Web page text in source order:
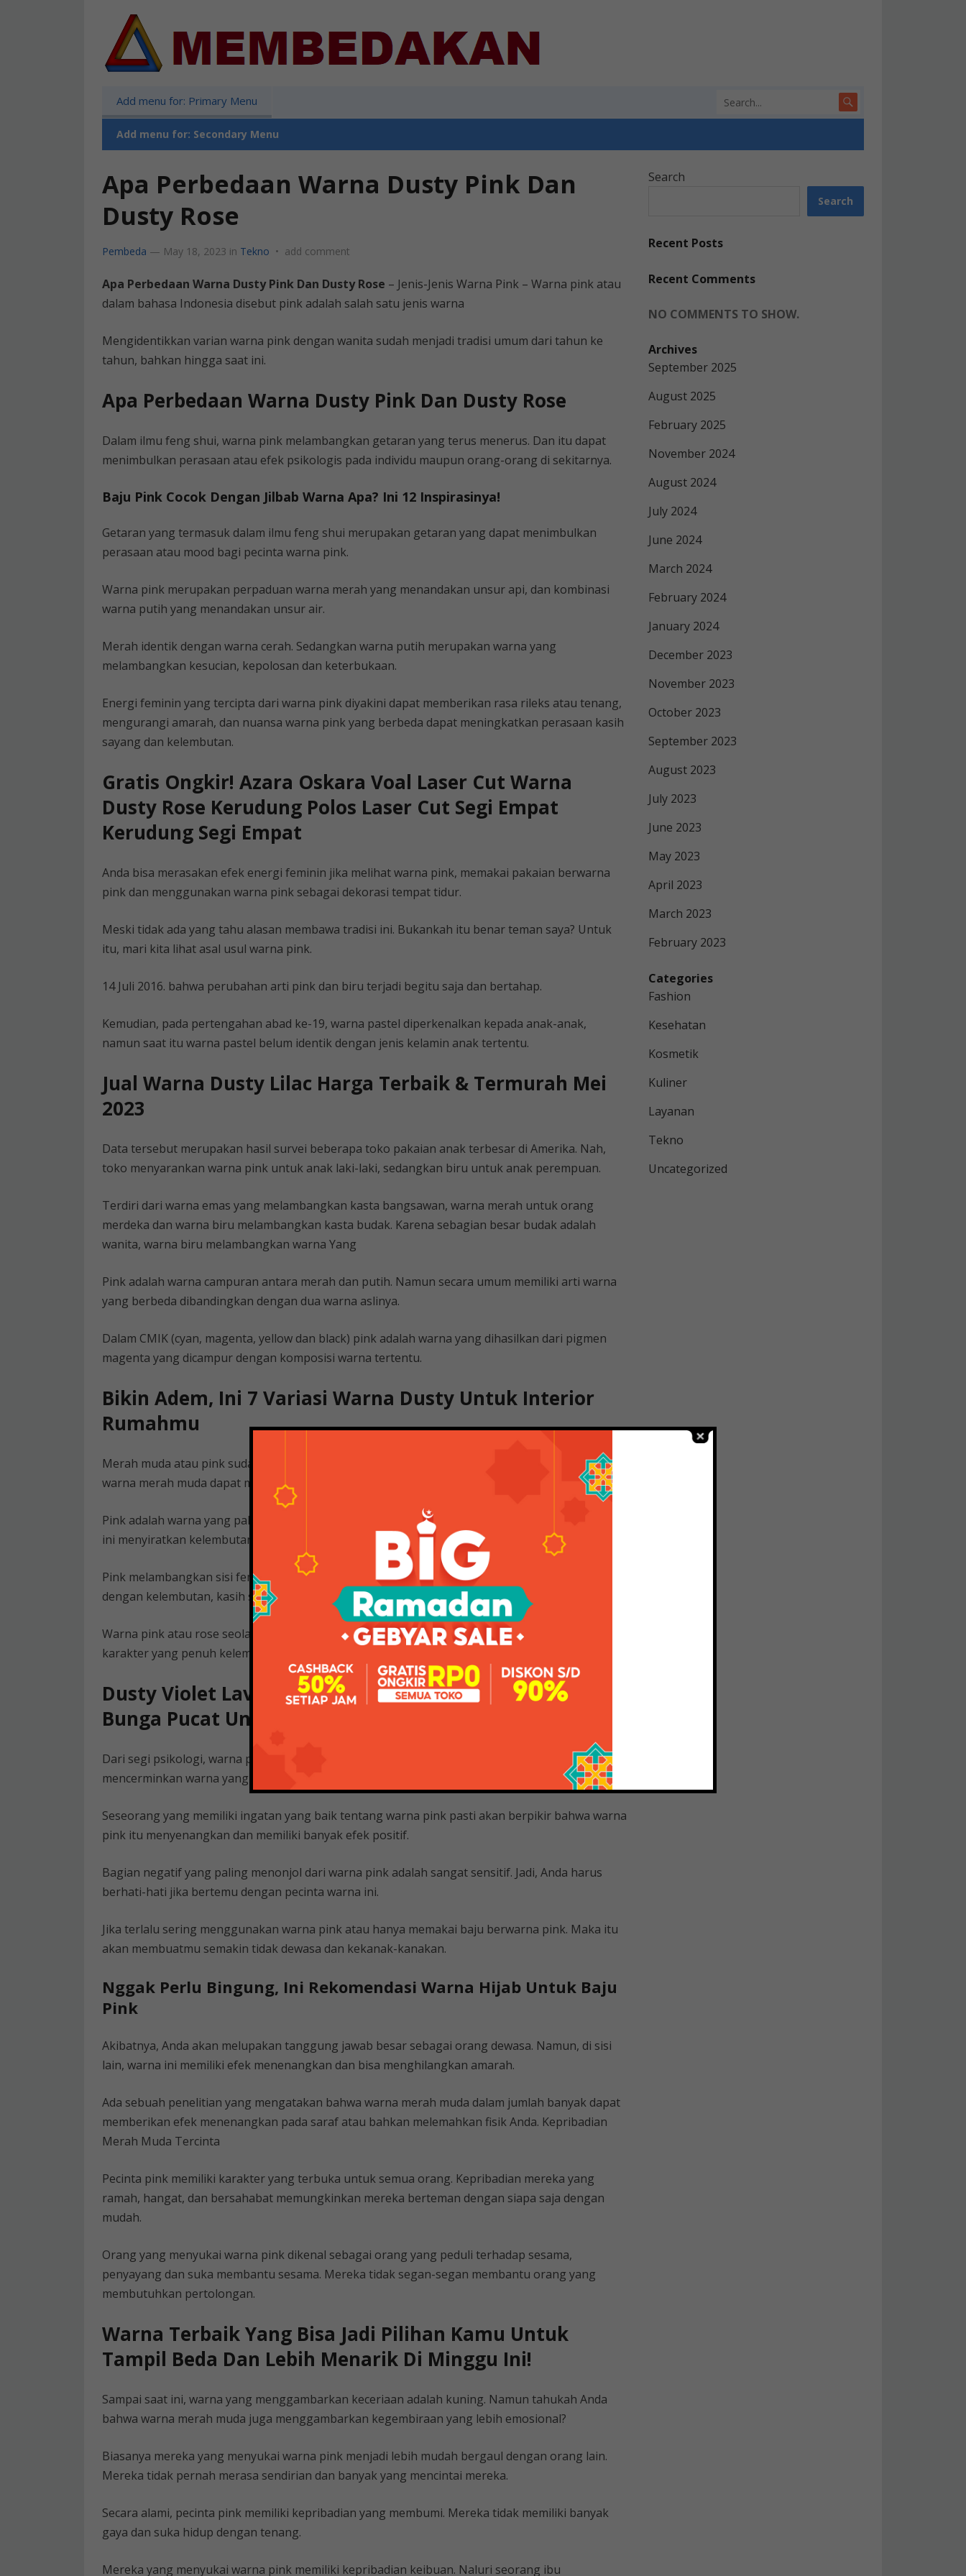
Add menu for: Primary Menu
Add menu for: Secondary Menu
Apa Perbedaan Warna Dusty Pink Dan
Dusty Rose
Pembeda — May 18, 2023 in Tekno • add comment
Apa Perbedaan Warna Dusty Pink Dan Dusty Rose – Jenis-Jenis Warna Pink – Warna pink atau
dalam bahasa Indonesia disebut pink adalah salah satu jenis warna
Mengidentikkan varian warna pink dengan wanita sudah menjadi tradisi umum dari tahun ke
tahun, bahkan hingga saat ini.
Apa Perbedaan Warna Dusty Pink Dan Dusty Rose
Dalam ilmu feng shui, warna pink melambangkan getaran yang terus menerus. Dan itu dapat
menimbulkan perasaan atau efek psikologis pada individu maupun orang-orang di sekitarnya.
Baju Pink Cocok Dengan Jilbab Warna Apa? Ini 12 Inspirasinya!
Getaran yang termasuk dalam ilmu feng shui merupakan getaran yang dapat menimbulkan
perasaan atau mood bagi pecinta warna pink.
Warna pink merupakan perpaduan warna merah yang menandakan unsur api, dan kombinasi
warna putih yang menandakan unsur air.
Merah identik dengan warna cerah. Sedangkan warna putih merupakan warna yang
melambangkan kesucian, kepolosan dan keterbukaan.
Energi feminin yang tercipta dari warna pink diyakini dapat memberikan rasa rileks atau tenang,
mengurangi amarah, dan nuansa warna pink yang berbeda dapat meningkatkan perasaan kasih
sayang dan kelembutan.
Gratis Ongkir! Azara Oskara Voal Laser Cut Warna
Dusty Rose Kerudung Polos Laser Cut Segi Empat
Kerudung Segi Empat
Anda bisa merasakan efek energi feminin jika melihat warna pink, memakai pakaian berwarna
pink dan menggunakan warna pink sebagai dekorasi tempat tidur.
Meski tidak ada yang tahu alasan membawa tradisi ini. Bukankah itu benar teman saya? Untuk
itu, mari kita lihat asal usul warna pink.
14 Juli 2016. bahwa perubahan arti pink dan biru terjadi begitu saja dan bertahap.
Kemudian, pada pertengahan abad ke-19, warna pastel diperkenalkan kepada anak-anak,
namun saat itu warna pastel belum identik dengan jenis kelamin anak tertentu.
Jual Warna Dusty Lilac Harga Terbaik & Termurah Mei
2023
Data tersebut merupakan hasil survei beberapa toko pakaian anak terbesar di Amerika. Nah,
toko menyarankan warna pink untuk anak laki-laki, sedangkan biru untuk anak perempuan.
Terdiri dari warna emas yang melambangkan kasta bangsawan, warna merah untuk orang
merdeka dan warna biru melambangkan kasta budak. Karena sebagian besar budak adalah
wanita, warna biru melambangkan warna Yang
Pink adalah warna campuran antara merah dan putih. Namun secara umum memiliki arti warna
yang berbeda dibandingkan dengan dua warna aslinya.
Dalam CMIK (cyan, magenta, yellow dan black) pink adalah warna yang dihasilkan dari pigmen
magenta yang dicampur dengan komposisi warna tertentu.
Bikin Adem, Ini 7 Variasi Warna Dusty Untuk Interior
Rumahmu
Merah muda atau pink sudah lama diasosiasikan dengan wanita. Namun, seperti warna lainnya,
warna merah muda dapat memberi makna pada karakter seseorang.
Pink adalah warna yang paling disukai wanita. Banyak wanita menyukai versi pink karena warna
ini menyiratkan kelembutan yang menenangkan.
Pink melambangkan sisi feminim yang menunjukkan cinta dan keromantisan. Warna ini dikaitkan
dengan kelembutan, kasih sayang dan kasih sayang.
Warna pink atau rose seolah melembutkan karakter merah yang penuh amarah menjadi
karakter yang penuh kelembutan.
Dusty Violet Lavender Creamy Dan Mauve Antik Rose
Bunga Pucat Ungu Ilustrasi Stok
Dari segi psikologi, warna pink merupakan simbol harapan. Artinya, warna merah muda
mencerminkan warna yang positif, hangat, dan nyaman.
Seseorang yang memiliki ingatan yang baik tentang warna pink pasti akan berpikir bahwa warna
pink itu menyenangkan dan memiliki banyak efek positif.
Bagian negatif yang paling menonjol dari warna pink adalah sangat sensitif. Jadi, Anda harus
berhati-hati jika bertemu dengan pecinta warna ini.
Jika terlalu sering menggunakan warna pink atau hanya memakai baju berwarna pink. Maka itu
akan membuatmu semakin tidak dewasa dan kekanak-kanakan.
Nggak Perlu Bingung, Ini Rekomendasi Warna Hijab Untuk Baju
Pink
Akibatnya, Anda akan melupakan tanggung jawab besar sebagai orang dewasa. Namun, di sisi
lain, warna ini memiliki efek menenangkan dan bisa menghilangkan amarah.
Ada sebuah penelitian yang mengatakan bahwa warna merah muda dalam jumlah banyak dapat
memberikan efek menenangkan pada saraf atau bahkan melemahkan fisik Anda. Kepribadian
Merah Muda Tercinta
Pecinta pink memiliki karakter yang terbuka untuk semua orang. Kepribadian mereka yang
ramah, hangat, dan bersahabat memungkinkan mereka berteman dengan siapa saja dengan
mudah.
Orang yang menyukai warna pink dikenal sebagai orang yang peduli terhadap sesama,
penyayang dan suka membantu sesama. Mereka tidak segan-segan membantu orang yang
membutuhkan pertolongan.
Warna Terbaik Yang Bisa Jadi Pilihan Kamu Untuk
Tampil Beda Dan Lebih Menarik Di Minggu Ini!
Sampai saat ini, warna yang menggambarkan keceriaan adalah kuning. Namun tahukah Anda
bahwa warna merah muda juga menggambarkan kegembiraan yang lebih emosional?
Biasanya mereka yang menyukai warna pink menjadi lebih mudah bergaul dengan orang lain.
Mereka tidak pernah merasa sendirian dan banyak yang mencintai mereka.
Secara alami, pecinta pink memiliki kepribadian yang membumi. Mereka tidak memiliki banyak
gaya dan suka hidup dengan tenang.
Mereka yang menyukai warna pink memiliki kepribadian keibuan. Naluri seorang ibu
Search
Search
Recent Posts
Recent Comments
NO COMMENTS TO SHOW.
Archives
September 2025
August 2025
February 2025
November 2024
August 2024
July 2024
June 2024
March 2024
February 2024
January 2024
December 2023
November 2023
October 2023
September 2023
August 2023
July 2023
June 2023
May 2023
April 2023
March 2023
February 2023
Categories
Fashion
Kesehatan
Kosmetik
Kuliner
Layanan
Tekno
Uncategorized